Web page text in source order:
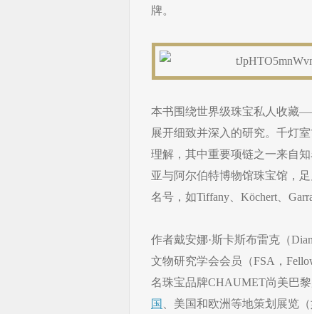
牌。
本书围绕世界级珠宝私人收藏
展开细致并深入的研究。千灯
理解，其中重要项链之一来自
亚与阿尔伯特博物馆珠宝馆，
名号，如Tiffany、Köchert、
作者戴安娜·斯卡斯布雷克（
文物研究学会会员（FSA，
名珠宝品牌CHAUMET尚美巴
国
、美国和欧洲等地策划展览